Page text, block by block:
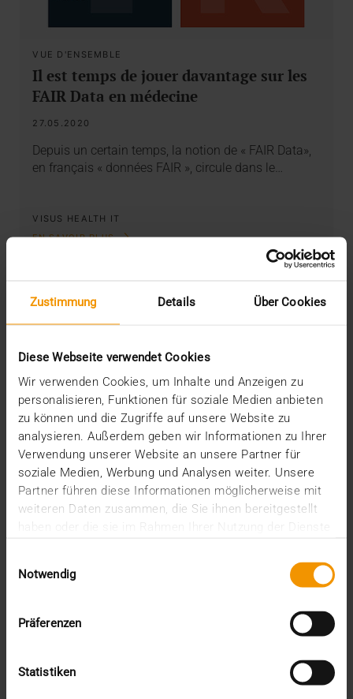
Zustimmung Details Über Cookies
Diese Webseite verwendet Cookies
Wir verwenden Cookies, um Inhalte und Anzeigen zu
personalisieren, Funktionen für soziale Medien anbieten
zu können und die Zugriffe auf unsere Website zu
analysieren. Außerdem geben wir Informationen zu Ihrer
Verwendung unserer Website an unsere Partner für
soziale Medien, Werbung und Analysen weiter. Unsere
Partner führen diese Informationen möglicherweise mit
weiteren Daten zusammen, die Sie ihnen bereitgestellt
Notwendig
Präferenzen
Statistiken
VUE D'ENSEMBLE
Il est temps de jouer davantage sur les
FAIR Data en médecine
27.05.2020
Depuis un certain temps, la notion de « FAIR Data»,
en français « données FAIR », circule dans le…
VISUS HEALTH IT
EN SAVOIR PLUS
JiveX 5.2 - Interconnexion renforcée,
16.04.2020